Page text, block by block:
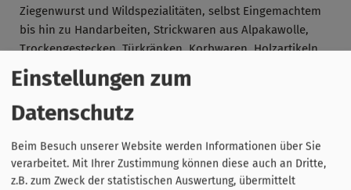
Ziegenwurst und Wildspezialitäten, selbst Eingemachtem
bis hin zu Handarbeiten, Strickwaren aus Alpakawolle,
Trockengestecken, Türkränken, Korbwaren, Holzartikeln,
Spirituosen, Imkereiprodukten und vielem mehr.
Verschiedene Imbissstände sorgen mit Ihrem Angebot von
süß bis herzhaft für kulinarischen Genuss.
Wertheim Village sind an diesem Sonntag von 12.00 bis
17.00 Uhr geöffnet.
Einstellungen zum
Datenschutz
Beim Besuch unserer Website werden Informationen über Sie
verarbeitet. Mit Ihrer Zustimmung können diese auch an Dritte,
z.B. zum Zweck der statistischen Auswertung, übermittelt